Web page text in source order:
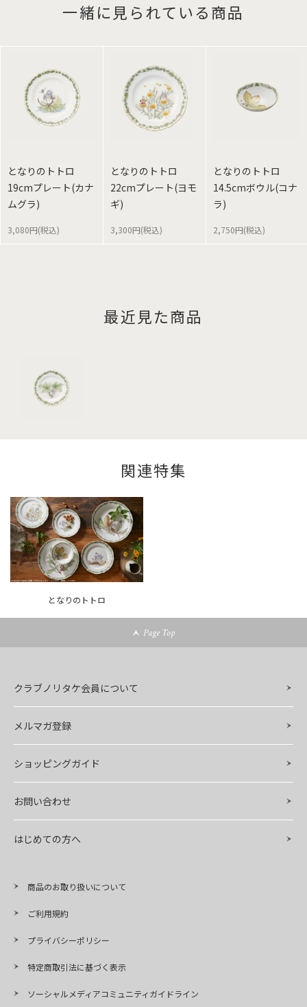
一緒に見られている商品
となりのトトロ
19cmプレート(カナ
ムグラ)
3,080円(税込)
となりのトトロ
22cmプレート(ヨモ
ギ)
3,300円(税込)
となりのトトロ
14.5cmボウル(コナ
ラ)
2,750円(税込)
最近見た商品
関連特集
となりのトトロ
Page Top
クラブノリタケ会員について
メルマガ登録
ショッピングガイド
お問い合わせ
はじめての方へ
商品のお取り扱いについて
ご利用規約
プライバシーポリシー
特定商取引法に基づく表示
ソーシャルメディアコミュニティガイドライン